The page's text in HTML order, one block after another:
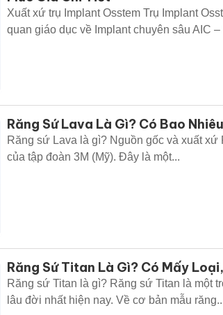
Xuất xứ trụ Implant Osstem Trụ Implant
quan giáo dục về Implant chuyên sâu AIC –
Răng Sứ Lava Là Gì? Có Bao
Răng sứ Lava là gì? Nguồn gốc và xuất
của tập đoàn 3M (Mỹ). Đây là một...
Răng Sứ Titan Là Gì? Có Mấy
Răng sứ Titan là gì? Răng sứ Titan là một
lâu đời nhất hiện nay. Về cơ bản mẫu